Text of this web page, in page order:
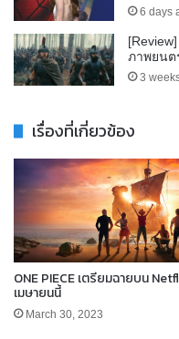
6 days
ภาพยนต
3
เรื่องที่เกี่ยวข้อง
ONE PIECE เตรียมฉายบน
เมษายนนี้
March 30, 2023